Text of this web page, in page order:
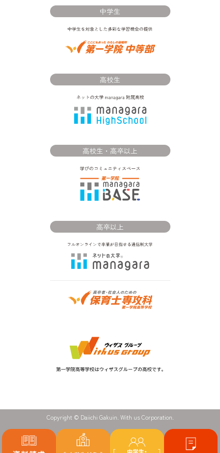
中学生
高校生
高校生・高卒以上
高卒以上
Copyright © Daiichi Gakuin. With us Corporation.